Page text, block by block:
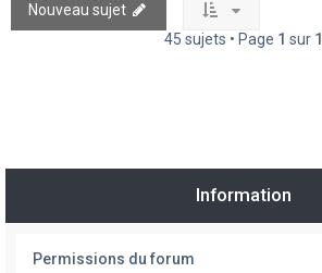
Nouveau sujet
45 sujets • Page 1 sur 1
Information
Permissions du forum